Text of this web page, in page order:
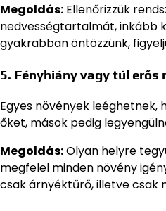
Megoldás: Ellenőrizzük
nedvességtartalmát, inkább
gyakrabban öntözzünk,
5. Fényhiány vagy túl erős
Egyes növények leéghetnek,
őket, mások pedig
Megoldás:Olyan helyre
megfelel minden növény
csak árnyéktűrő, illetve csak